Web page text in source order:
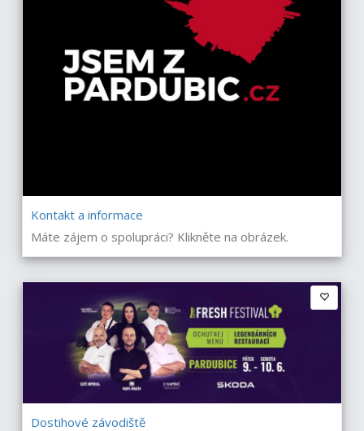
Kontakt a informace
Máte zájem o spolupráci? Klikněte na obrázek.
Dostihové závodiště